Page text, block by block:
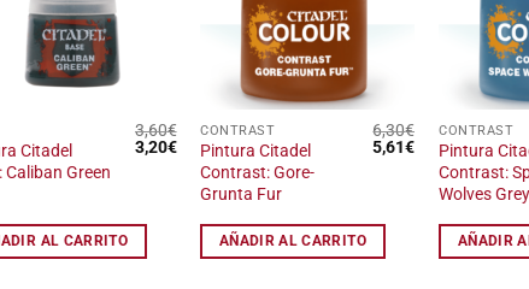
deseos
Citadel
Caliban Green
3,60€
El
3,20€El
precio
actual
AL CARRITO
CONTRAST
Pintura Citadel
Contrast: Gore-
Grunta Fur
6,30€
El
5,61€El
precio
actual
AÑADIR AL CARRITO
CONTRAST
Pintura
Contrast:
Wolves Grey
AÑADIR